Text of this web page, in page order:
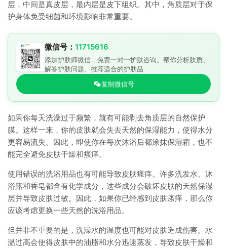
层，中间是真皮层，最内层是皮下组织。其中，角质层对于保
护身体免受细菌和环境影响非常重要。
微信号： 11715616
添加护肤师微信，免费一对一护肤咨询。帮你分析肤质、
解答护肤问题、推荐适合的护肤品
复制微信号
如果你每天洗澡过于频繁，就有可能剥去角质层的自然保护
膜。这样一来，你的皮肤就会失去天然的保湿能力，使得水分
更容易流失。因此，即使你在每次沐浴后都涂抹保湿霜，也不
能完全避免皮肤干燥和瘙痒。
使用错误的洗浴用品也有可能导致皮肤瘙痒。许多洗发水、沐
浴露和香皂都含有化学成分，这些成分会破坏皮肤的天然保湿
层并导致皮肤过敏。因此，如果你已经感到皮肤瘙痒，那么你
应该考虑更换一些天然的洗浴用品。
但并非不重要的是，洗澡水的温度也可能对皮肤造成伤害。水
温过高会使得皮肤中的油脂和水分迅速蒸发，导致皮肤干燥和